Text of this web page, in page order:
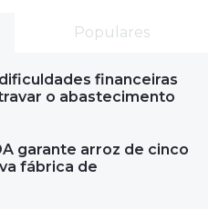
Populares
financeiras
o abastecimento
garante arroz de cinco
fábrica de